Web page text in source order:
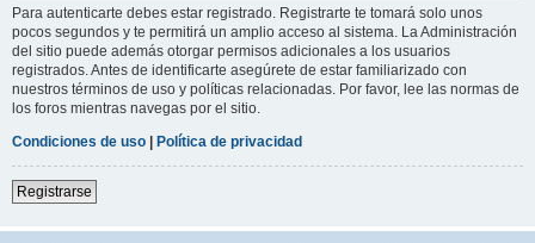
Para autenticarte debes estar registrado. Registrarte te tomará solo unos
pocos segundos y te permitirá un amplio acceso al sistema. La Administración
del sitio puede además otorgar permisos adicionales a los usuarios
registrados. Antes de identificarte asegúrete de estar familiarizado con
nuestros términos de uso y políticas relacionadas. Por favor, lee las normas de
los foros mientras navegas por el sitio.
Condiciones de uso | Política de privacidad
Registrarse